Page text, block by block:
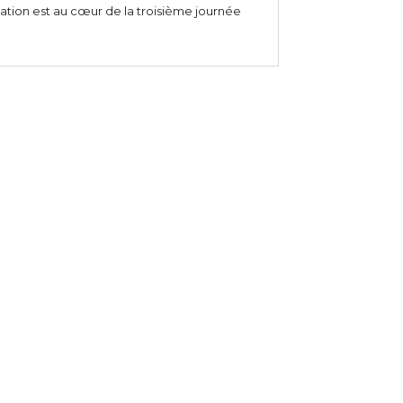
est au cœur de la troisième journée